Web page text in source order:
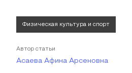
Физическая культура и спорт
Автор статьи
Асаева Афина Арсеновна